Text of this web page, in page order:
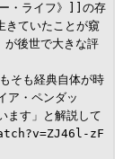
・ライフ》]]の存
ていたことが窺
が後世で大きな評
も経典自体が時
ア・ペンダッ
ます」と解説して
zF